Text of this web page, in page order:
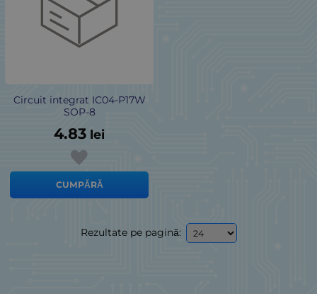
Circuit integrat IC04-P17W
SOP-8
4.83 lei
CUMPĂRĂ
Rezultate pe pagină: